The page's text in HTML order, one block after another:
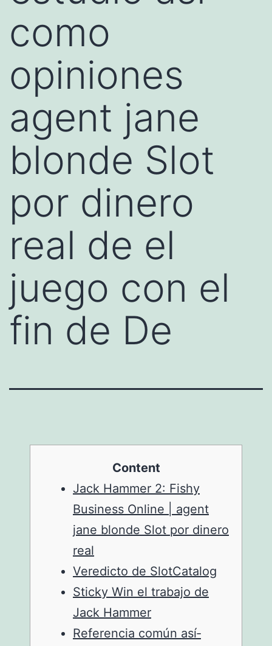
como
opiniones
agent jane
blonde Slot
por dinero
real de el
juego con el
fin de De
Content
Jack Hammer 2: Fishy
Business Online | agent
jane blonde Slot por dinero
real
Veredicto de SlotCatalog
Sticky Win el trabajo de
Jack Hammer
Referencia común así­